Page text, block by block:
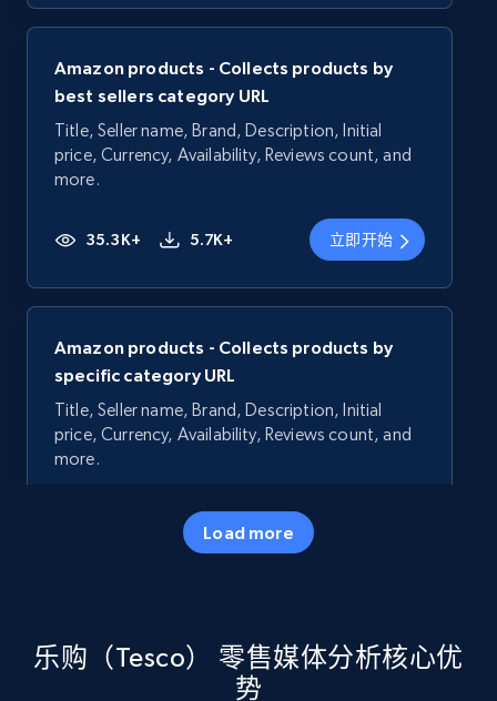
Amazon products - Collects products by
best sellers category URL
Title, Seller name, Brand, Description, Initial
price, Currency, Availability, Reviews count, and
more.
35.3K+ 5.7K+ 立即开始
Amazon products - Collects products by
specific category URL
Title, Seller name, Brand, Description, Initial
price, Currency, Availability, Reviews count, and
more.
5.7K+
specific keywords
Title, Seller name, Brand, Description, Initial
Load more
乐购（Tesco） 零售媒体分析核心优
势